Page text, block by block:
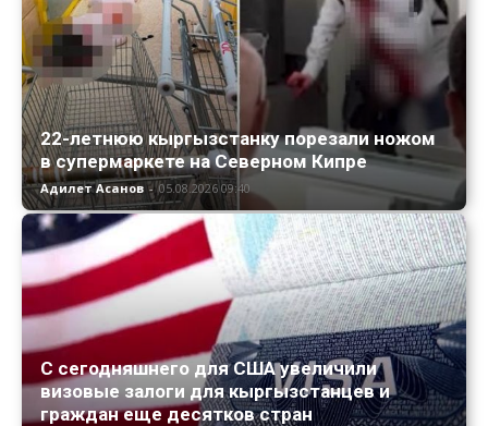
22-летнюю кыргызстанку порезали ножом
в супермаркете на Северном Кипре
Адилет Асанов - 05.08.2026 09:40
С сегодняшнего для США увеличили
визовые залоги для кыргызстанцев и
граждан еще десятков стран